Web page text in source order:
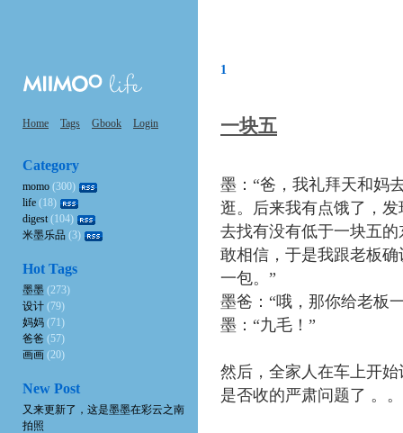
Home Tags Gbook Login
1
一块五
墨：“爸，我礼拜天和妈
逛。后来我有点饿了，
去找有没有低于一块五
敢相信，于是我跟老板
一包。”
墨爸：“哦，那你给老板
墨：“九毛！”
然后，全家人在车上开
是否收的严肃问题了 。
Category
momo (300)
life (18)
digest(104)
米墨乐品 (3)
Hot Tags
墨墨 (273)
设计 (79)
妈妈 (71)
爸爸 (57)
画画 (20)
New Post
又来更新了，这是墨墨在彩云之南
拍照